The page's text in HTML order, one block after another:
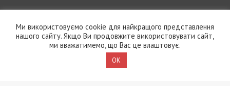
На Київщині заступника
голови ВЛК районного
ТЦК викрили на
вимаганні хабаря
Ми використовуємо cookie для найкращого представлення
нашого сайту. Якщо Ви продовжите використовувати сайт,
ми вважатимемо, що Вас це влаштовує.
OK